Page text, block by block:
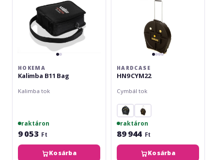
HOKEMA
Kalimba B11 Bag
Kalimba tok
raktáron
9 053 Ft
Kosárba
HARDCASE
HN9 CYM22
Cymbál tok
raktáron
89 944 Ft
Kosárba